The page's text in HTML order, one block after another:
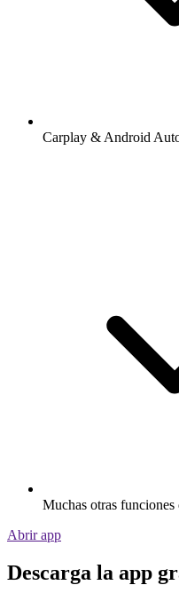
Carplay & Android
Muchas otras funciones
Abrir app
Descarga la app